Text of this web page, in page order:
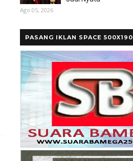
Ago 05, 2026
PASANG IKLAN SPACE 500X190